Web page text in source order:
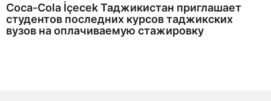
Coca-Cola İçecek Таджикистан приглашает
студентов последних курсов таджикских
вузов на оплачиваемую стажировку